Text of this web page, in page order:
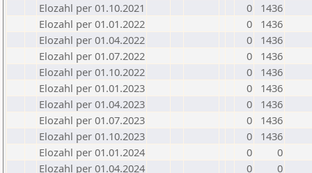
Elozahl per 01.10.2021
0
1436
Elozahl per 01.01.2022
0
1436
Elozahl per 01.04.2022
0
1436
Elozahl per 01.07.2022
0
1436
Elozahl per 01.10.2022
0
1436
Elozahl per 01.01.2023
0
1436
Elozahl per 01.04.2023
0
1436
Elozahl per 01.07.2023
0
1436
Elozahl per 01.10.2023
0
1436
Elozahl per 01.01.2024
0
0
Elozahl per 01.04.2024
0
0